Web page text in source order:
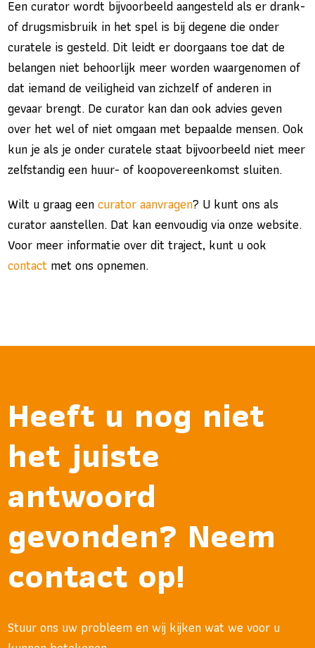
Een curator wordt bijvoorbeeld aangesteld als er drank-
of drugsmisbruik in het spel is bij degene die onder
curatele is gesteld. Dit leidt er doorgaans toe dat de
belangen niet behoorlijk meer worden waargenomen of
dat iemand de veiligheid van zichzelf of anderen in
gevaar brengt. De curator kan dan ook advies geven
over het wel of niet omgaan met bepaalde mensen. Ook
kun je als je onder curatele staat bijvoorbeeld niet meer
zelfstandig een huur- of koopovereenkomst sluiten.
Wilt u graag eencurator aanvragen? U kunt ons als
curator aanstellen. Dat kan eenvoudig via onze website.
Voor meer informatie over dit traject, kunt u ook
contact met ons opnemen.
Heeft u nog niet
het juiste
antwoord
gevonden? Neem
contact op!
Stuur ons uw probleem en wij kijken wat we voor u